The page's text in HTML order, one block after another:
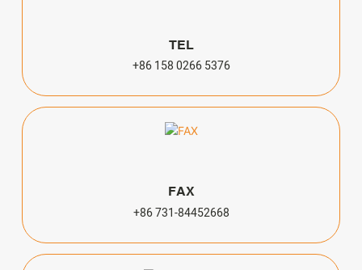
TEL
+86 158 0266 5376
FAX
+86 731-84452668